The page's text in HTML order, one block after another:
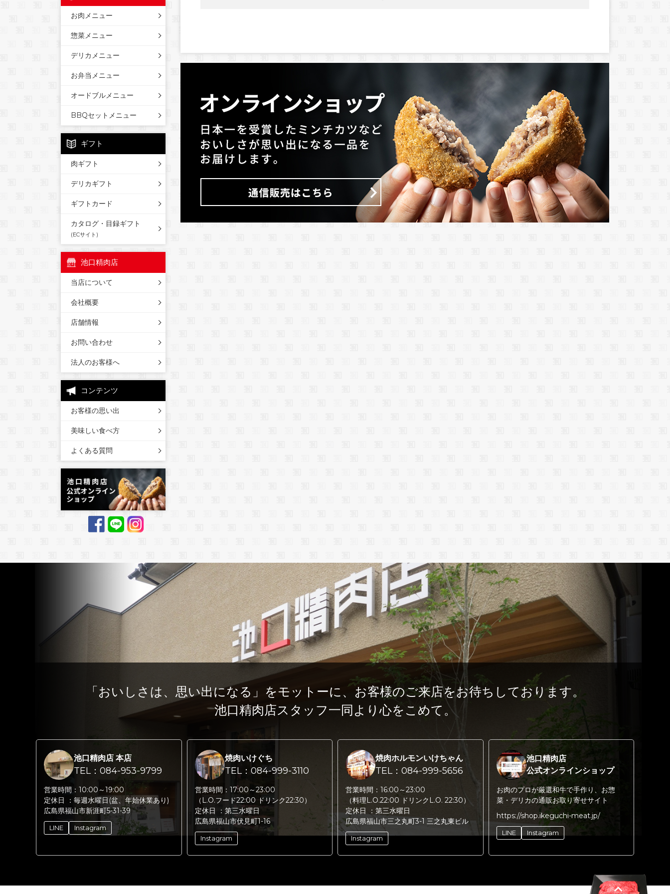
お肉メニュー
惣菜メニュー
デリカメニュー
お弁当メニュー
オードブルメニュー
BBQセットメニュー
ギフト
肉ギフト
デリカギフト
ギフトカード
カタログ・目録ギフト
(ECサイト)
池口精肉店
当店について
会社概要
店舗情報
お問い合わせ
法人のお客様へ
コンテンツ
お客様の思い出
美味しい食べ方
よくある質問
「おいしさは、思い出になる」をモットーに、 お客様のご来店をお待ちしております。
池口精肉店スタッフ一同より心をこめて。
池口精肉店 本店
TEL：084-953-9799
営業時間： 10:00～19:00
定休日 ： 毎週水曜日(盆、年始休業あり)
広島県福山市新涯町5-31-39
LINE Instagram
焼肉いけぐち
TEL：084-999-3110
営業時間： 17:00～23:00
（L.O.フード22:00 ドリンク22:30）
定休日 ： 第三水曜日
広島県福山市伏見町1-16
Instagram
焼肉ホルモンいけちゃん
TEL：084-999-5656
営業時間： 16:00～23:00
（料理L.O.22:00 ドリンクL.O. 22:30）
定休日 ： 第三水曜日
広島県福山市三之丸町3-1 三之丸東ビル
Instagram
池口精肉店
公式オンラインショップ
お肉のプロが厳選和牛で手作り、お惣
菜・デリカの通販お取り寄せサイト
https://shop.ikeguchi-meat.jp/
LINE Instagram